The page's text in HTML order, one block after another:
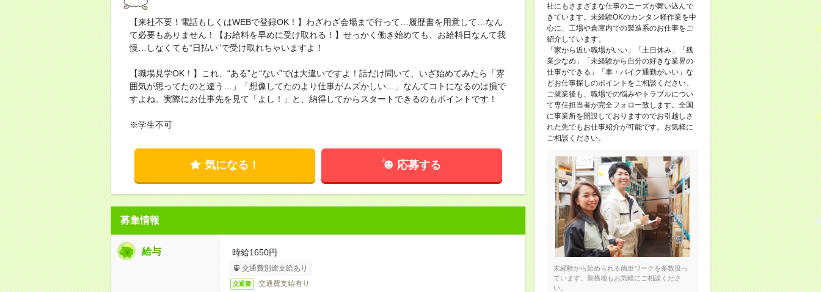
【来社不要！電話もしくはWEBで登録OK！】わざわざ会場まで行って…履歴書を用意して…なん
て必要もありません！【お給料を早めに受け取れる！】せっかく働き始めても、お給料日なんて我
慢…しなくても“日払い”で受け取れちゃいますよ！
【職場見学OK！】これ、“ある”と“ない”では大違いですよ！話だけ聞いて、いざ始めてみたら「雰
囲気が思ってたのと違う…」「想像してたのより仕事がムズかしい…」なんてコトになるのは損で
すよね。実際にお仕事先を見て「よし！」と、納得してからスタートできるのもポイントです！
※学生不可
気になる！ 応募する
募集情報
給与 時給1650円
交通費別途支給あり
交通費 交通費支給有り
社にもさまざまな仕事のニーズが舞い込んで
きています。未経験OKのカンタン軽作業を中
心に、工場や倉庫内での製造系のお仕事をご
紹介しています。
「家から近い職場がいい」「土日休み」「残
業少なめ」「未経験から自分の好きな業界の
仕事ができる」「車・バイク通勤がいい」な
どお仕事探しのポイントをご相談ください。
ご就業後も、職場での悩みやトラブルについ
て専任担当者が完全フォロー致します。全国
に事業所を開設しておりますのでお引越しさ
れた先でもお仕事紹介が可能です。お気軽に
ご相談ください。
未経験から始められる簡単ワークを多数扱っ
ています。勤務地もお気軽にご相談くださ
い。